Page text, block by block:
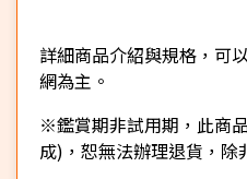
詳細商品介紹與規格，可
網為主。
※鑑賞期非試用期，此商
成)，恕無法辦理退貨，